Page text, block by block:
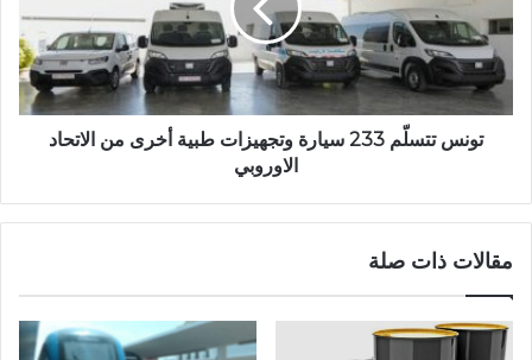
تونس تتسلّم 233 سيارة وتجهيزات طبية أخرى من الاتحاد
الاوروبي
مقالات ذات صلة